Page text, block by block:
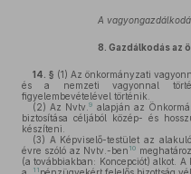
A
8. Gazdálkodás az
14. § (1) Az önkormányzati
és a nemzeti vagyonnal
figyelembevételével történik.
(2) Az Nvtv.9 alapján az
biztosítása céljából közép- és
készíteni.
(3) A Képviselő-testület az
évre szóló az Nvtv.-ben 10
(a továbbiakban: Koncepciót) alkot.
11